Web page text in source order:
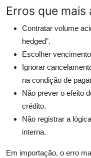
Erros que
Contratar volume
hedged”.
Escolher
Ignorar
na condição de
Não prever o efeito
crédito.
Não registrar a
interna.
Em importação, o erro